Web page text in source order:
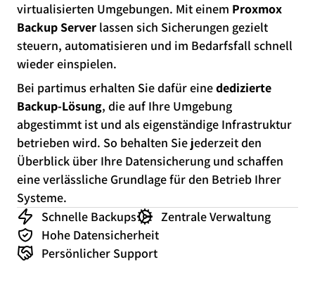
virtualisierten Umgebungen. Mit einem Proxmox
Backup Server lassen sich Sicherungen gezielt
steuern, automatisieren und im Bedarfsfall schnell
wieder einspielen.
Bei partimus erhalten Sie dafür einededizierte
Backup-Lösung, die auf Ihre Umgebung
abgestimmt ist und als eigenständige Infrastruktur
betrieben wird. So behalten Sie jederzeit den
Überblick über Ihre Datensicherung und schaffen
eine verlässliche Grundlage für den Betrieb Ihrer
Systeme.
Schnelle Backups
Zentrale Verwaltung
Hohe Datensicherheit
Persönlicher Support